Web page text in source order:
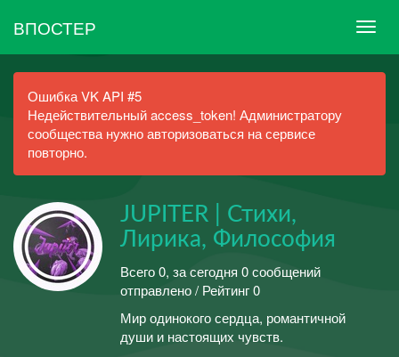
ВПОСТЕР
Ошибка VK API #5
Недействительный access_token! Администратору
сообщества нужно авторизоваться на сервисе
повторно.
JUPITER | Стихи,
Лирика, Философия
Всего 0, за сегодня 0 сообщений
отправлено / Рейтинг 0
Мир одинокого сердца, романтичной
души и настоящих чувств.